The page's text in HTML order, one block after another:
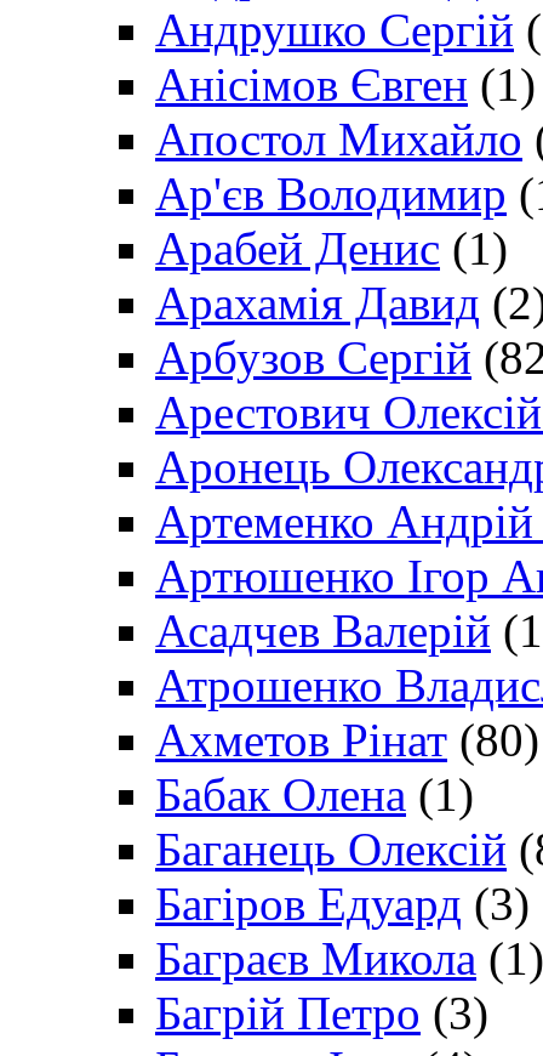
Андрушко Сергій
Анісімов Євген (1)
Апостол Михайло
Ар'єв Володимир
Арабей Денис (1)
Арахамія Давид
Арбузов Сергій
Арестович
Аронець
Артеменко Андрій
Артюшенко Ігор
Асадчев Валерій
Атрошенко
Ахметов Рінат (80)
Бабак Олена (1)
Баганець Олексій
Багіров Едуард (3)
Баграєв Микола (1)
Багрій Петро (3)